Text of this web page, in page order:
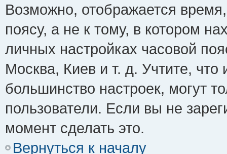
Возможно, отображается
поясу, а не к тому, в котором
личных настройках часовой
Москва, Киев и т. д. Учтите, что
большинство настроек, могут
пользователи. Если вы не
момент сделать это.
Вернуться к началу